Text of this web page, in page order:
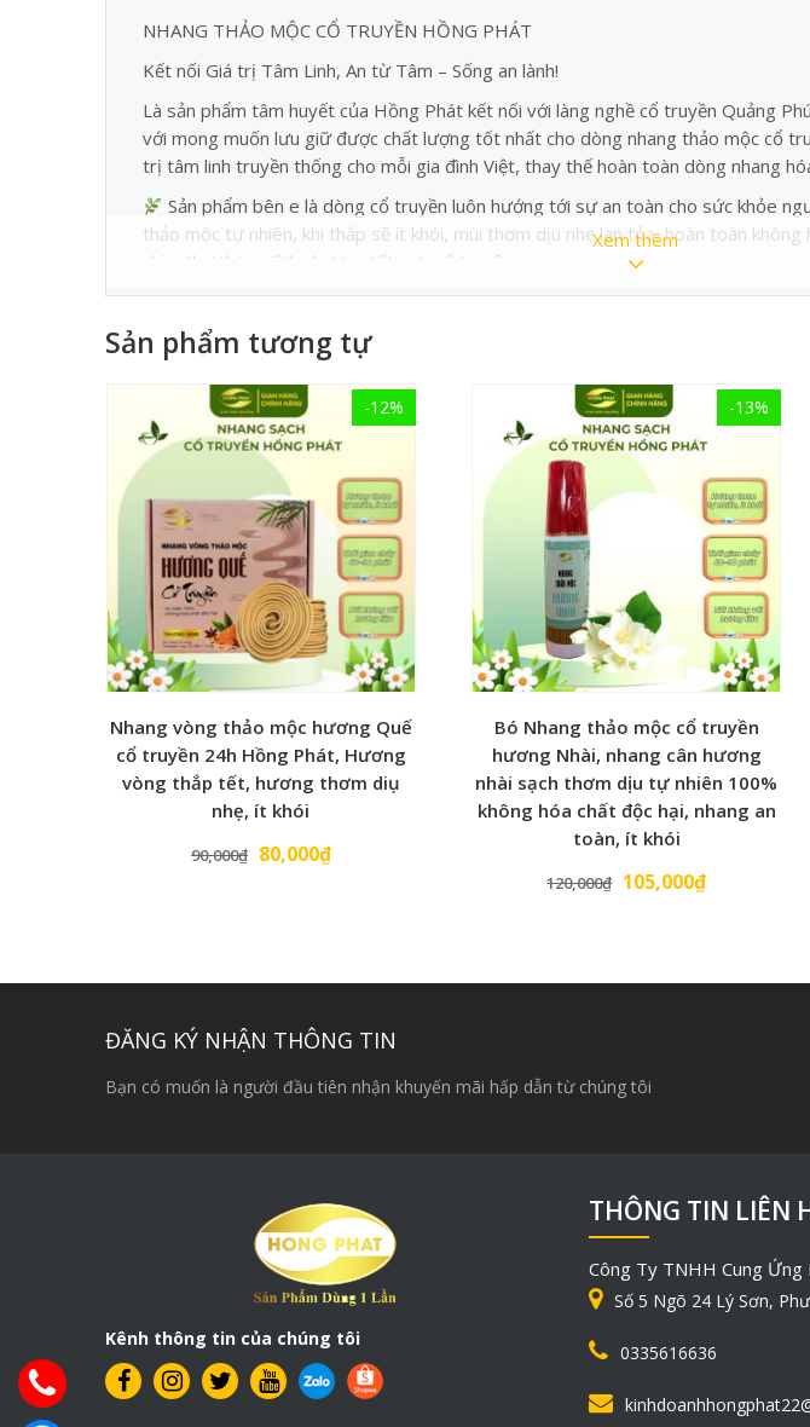
NHANG THẢO MỘC CỔ TRUYỀN HỒNG PHÁT
Kết nối Giá trị Tâm Linh, An từ Tâm – Sống an lành!
Là sản phẩm tâm huyết của Hồng Phát kết nối với làng nghề cổ truyền Quảng
với mong muốn lưu giữ được chất lượng tốt nhất cho dòng nhang thảo mộc cổ
trị tâm linh truyền thống cho mỗi gia đình Việt, thay thế hoàn toàn dòng nhang
Sản phẩm bên e là dòng cổ truyền luôn hướng tới sự an toàn cho sức khỏe
thảo mộc tự nhiên, khi thắp sẽ ít khói, mùi thơm dịu nhẹ lan tỏa, hoàn toàn
chịu, thư thái, giữ lại hương tết xưa cổ truyền
An toàn tuyệt đối cho cả Người già và trẻ nhỏ, không dị ứng đối với người
cúng cho cả không gian nhỏ chật hẹp, nhà chung cư, văn phòng. Rất an toàn cho
tụng kinh niệm phật tếp xúc nhiều với khói nhang, thắp nhiều trong Đền chùa
chùa, thờ cúng Gia Tiên, lễ tết, Ma chay, Xông nhà…
Thành phần:
+ hương nhài: được làm từ bột hoa nhài khô, bột bách, tùng, keo bời lời, tăm tre..
Nhang nén Thảo mộc đóng hộp:
+ Dài 29cm +Quy cách 100 nén/hộp
+Thời gian cháy 50 – 60 phút
=>> Đồng hành cùng Hồng Phát ủng hộ sản phẩm bảo về sức khỏe của bạn và
chọn sản phẩm này!
#nhangthaomoc #nhangsach #nhangsachkhonghoachatdochai #nhangque
#nhangsa #nhangthuocbac #nhangbachxanh #nhanghoanhai
#nhangtramhuong #huongthap #huongthaptet #nhangthaomochuongnhai
Xem thêm
Sản phẩm tương tự
-12%
Nhang vòng thảo mộc hương Quế
cổ truyền 24h Hồng Phát, Hương
vòng thắp tết, hương thơm diụ
nhẹ, ít khói
90,000₫ 80,000₫
-13%
Bó Nhang thảo mộc cổ truyền
hương Nhài, nhang cân hương
nhài sạch thơm dịu tự nhiên 100%
không hóa chất độc hại, nhang an
toàn, ít khói
120,000₫ 105,000₫
ĐĂNG KÝ NHẬN THÔNG TIN
Bạn có muốn là người đầu tiên nhận khuyến mãi hấp dẫn từ chúng tôi
Kênh thông tin của chúng tôi
THÔNG TIN LIÊN
Công Ty TNHH Cung
Số 5 Ngõ 24 Lý Sơn,
0335616636